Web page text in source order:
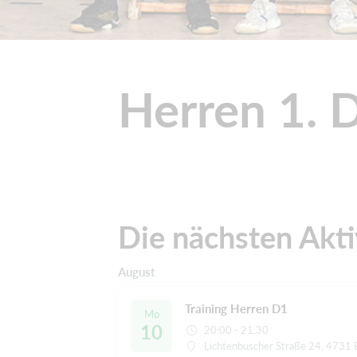
Herren 1.
Die nächsten
August
Mo
10
Training Herren D1
20:00 - 21:30
Lichtenbuscher Straße 24, 4731